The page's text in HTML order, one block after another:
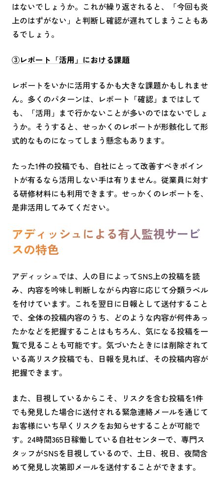
はないでしょうか。これが繰り返されると、「今回も炎
上のはずがない」と判断し確認が遅れてしまうこともあ
るでしょう。
③レポート「活用」における課題
レポートをいかに活用するかも大きな課題かもしれませ
ん。多くのパターンは、レポート「確認」まではして
も、「活用」まで行かないことが多いのではないでしょ
うか。そうすると、せっかくのレポートが形骸化して形
式的なものになってしまう懸念もあります。
たった1件の投稿でも、自社にとって改善すべきポイン
トが有るなら活用しない手は有りません。従業員に対す
る研修材料にも利用できます。せっかくのレポートを、
是非活用してみてください。
アディッシュによる有人監視サービ
スの特色
アディッシュでは、人の目によってSNS上の投稿を読
み、内容を吟味し判断しながら内容に応じて分類ラベル
を付けています。これを翌日に日報として送付すること
で、全体の投稿内容のうち、どのような内容が何件あっ
たかなどを把握することはもちろん、気になる投稿を一
覧で見ることも可能です。気づいたときには削除されて
いる高リスク投稿でも、日報を見れば、その投稿内容が
把握できます。
また、目視しているからこそ、リスクを含む投稿を1件
でも発見した場合に送付される緊急連絡メールを通じて
お客様にいち早くリスクをお知らせすることが可能で
す。24時間365日稼働している自社センターで、専門ス
タッフがSNSを目視しているので、土日、祝日、夜間含
めて発見し次第即メールを送付することができます。